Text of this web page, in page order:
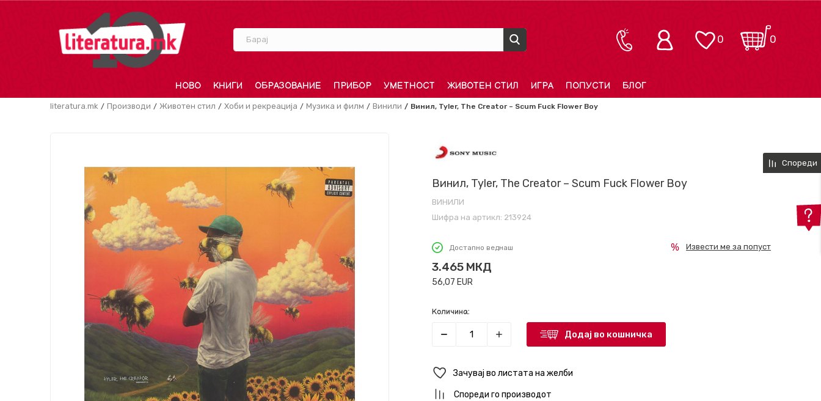
Барај 0
0
НОВО КНИГИ ОБРАЗОВАНИЕ ПРИБОР УМЕТНОСТ ЖИВОТЕН СТИЛ ИГРА ПОПУСТИ БЛОГ
literatura.mk Производи Животен стил Хоби и рекреација Музика и филм Винили Винил, Tyler, The Creator – Scum Fuck Flower Boy
Винил, Tyler, The Creator – Scum Fuck Flower Boy
ВИНИЛИ
Шифра на артикл: 213924
Достапно веднаш
3.465 МКД
56,07 EUR
Извести ме за попуст
Количина:
Додај во кошничка
Зачувај во листата на желби
Спореди го производот
Спореди